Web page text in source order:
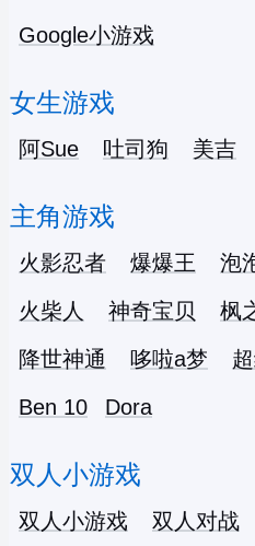
Google小游戏
女生游戏
阿Sue 吐司狗 美吉
主角游戏
火影忍者 爆爆王 泡
火柴人
神奇宝贝 枫
降世神通
哆啦a梦
Ben 10
Dora
双人小游戏
双人小游戏 双人对战